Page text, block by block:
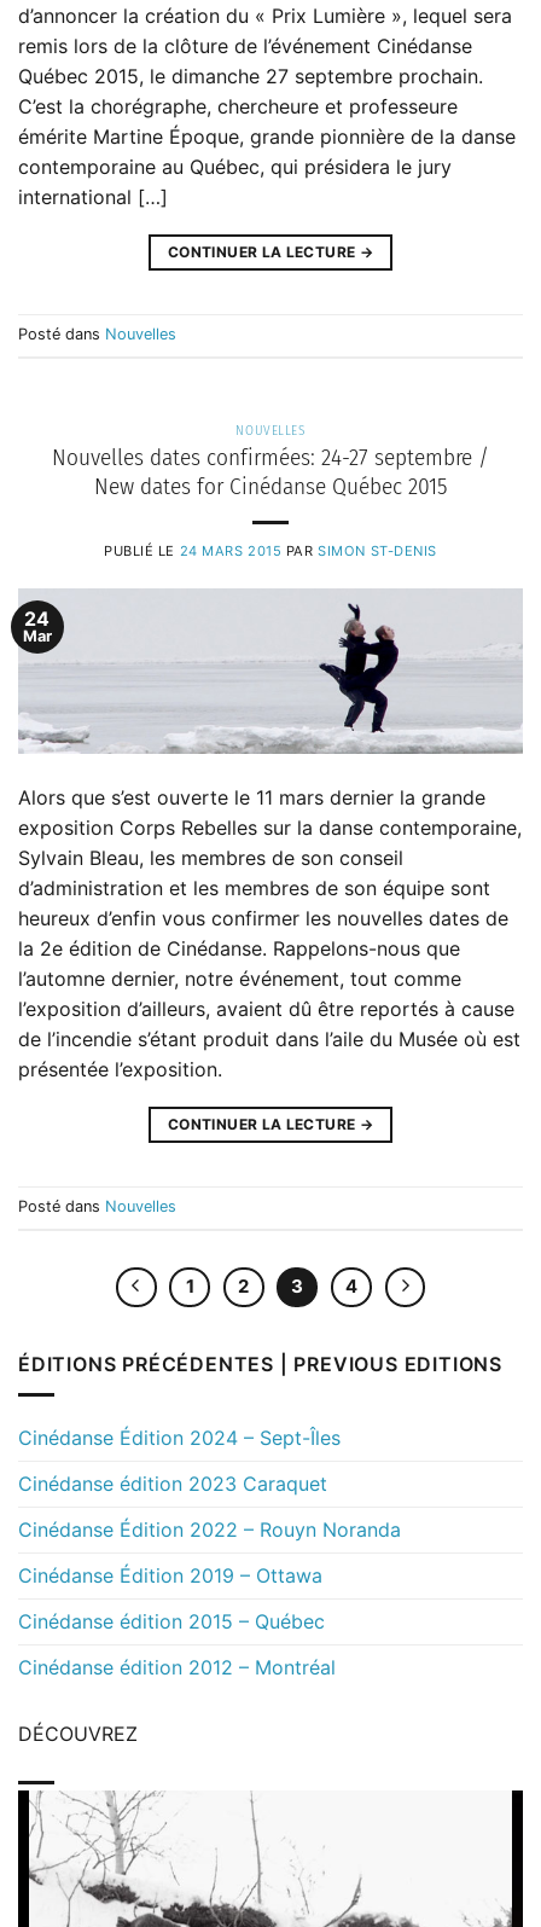
d’annoncer la création du « Prix Lumière », lequel sera
remis lors de la clôture de l’événement Cinédanse
Québec 2015, le dimanche 27 septembre prochain.
C’est la chorégraphe, chercheure et professeure
émérite Martine Époque, grande pionnière de la danse
contemporaine au Québec, qui présidera le jury
international […]
CONTINUER LA LECTURE →
Posté dans Nouvelles
NOUVELLES
Nouvelles dates confirmées: 24-27 septembre /
New dates for Cinédanse Québec 2015
PUBLIÉ LE 24 MARS 2015 PARSIMON ST-DENIS
24
Mar
Alors que s’est ouverte le 11 mars dernier la grande
exposition Corps Rebelles sur la danse contemporaine,
Sylvain Bleau, les membres de son conseil
d’administration et les membres de son équipe sont
heureux d’enfin vous confirmer les nouvelles dates de
la 2e édition de Cinédanse. Rappelons-nous que
l’automne dernier, notre événement, tout comme
l’exposition d’ailleurs, avaient dû être reportés à cause
de l’incendie s’étant produit dans l’aile du Musée où est
présentée l’exposition.
CONTINUER LA LECTURE →
Posté dans Nouvelles
1 2 3 4
ÉDITIONS PRÉCÉDENTES | PREVIOUS EDITIONS
Cinédanse Édition 2024 – Sept-Îles
Cinédanse édition 2023 Caraquet
Cinédanse Édition 2022 – Rouyn Noranda
Cinédanse Édition 2019 – Ottawa
Cinédanse édition 2015 – Québec
Cinédanse édition 2012 – Montréal
DÉCOUVREZ